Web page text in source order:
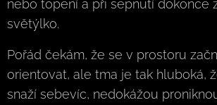
nebo topení a při sepnutí dokonce
světýlko.
Pořád čekám, že se v prostoru
orientovat, ale tma je tak hluboká,
snaží sebevíc, nedokážou